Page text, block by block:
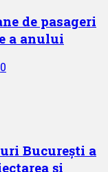
de pasageri
a anului
0
București a
și